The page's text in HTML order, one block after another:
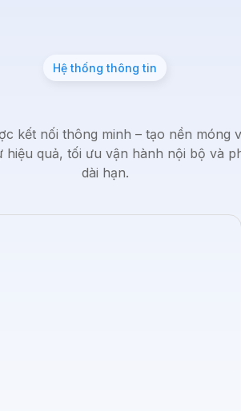
Hệ thống thông tin
kết nối thông minh – tạo nền móng
hiệu quả, tối ưu vận hành nội bộ và
dài hạn.